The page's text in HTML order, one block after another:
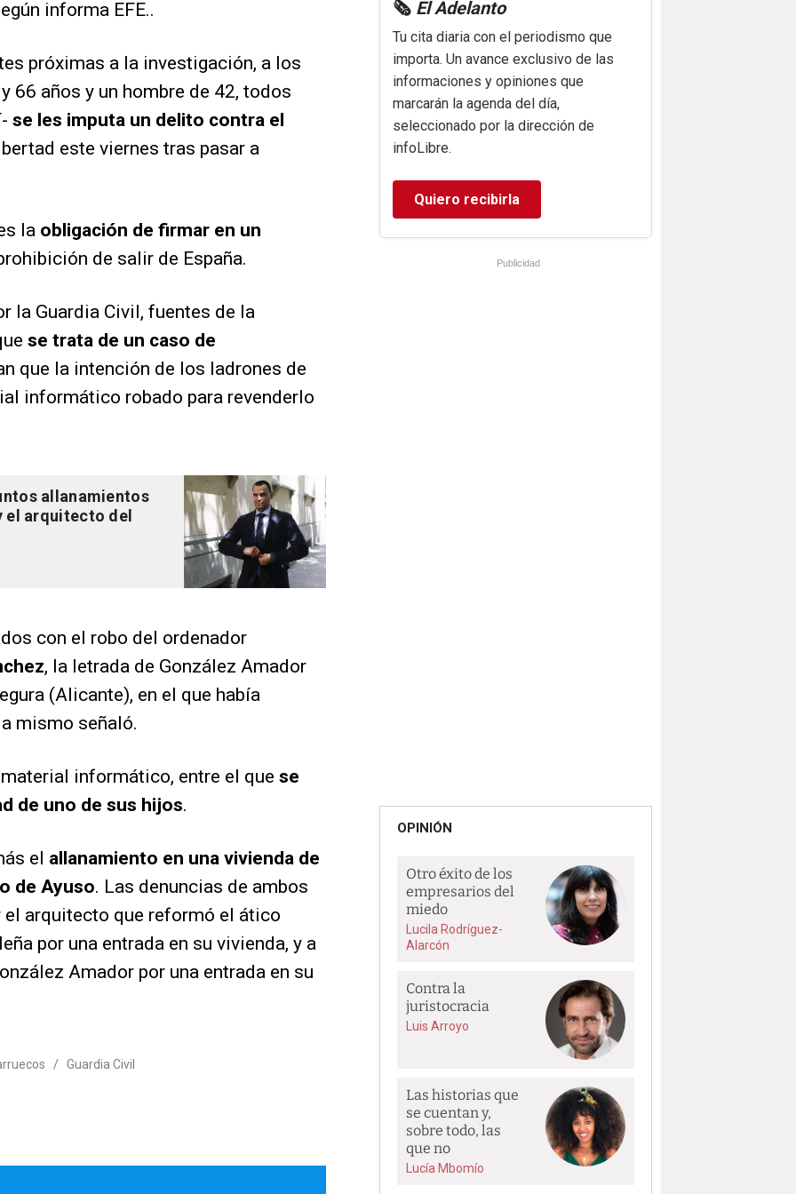
informa EFE..
próximas a la investigación, a los
66 años y un hombre de 42, todos
se les imputa un delito contra el
este viernes tras pasar a
la obligación de firmar en un
de salir de España.
la Guardia Civil, fuentes de la
se trata de un caso de
que la intención de los ladrones de
informático robado para revenderlo
allanamientos
el arquitecto del
con el robo del ordenador
, la letrada de González Amador
(Alicante), en el que había
mismo señaló.
informático, entre el que se
de uno de sus hijos.
el allanamiento en una vivienda de
de Ayuso. Las denuncias de ambos
el arquitecto que reformó el ático
por una entrada en su vivienda, y a
Amador por una entrada en su
/ Guardia Civil
🗞️ El Adelanto
Tu cita diaria con el periodismo que
importa. Un avance exclusivo de las
informaciones y opiniones que
marcarán la agenda del día,
seleccionado por la dirección de
infoLibre.
Quiero recibirla
Publicidad
OPINIÓN
Otro éxito de los
empresarios del
miedo
Lucila Rodríguez-
Alarcón
Contra la
juristocracia
Luis Arroyo
Las historias que
se cuentan y,
sobre todo, las
que no
Lucía Mbomío